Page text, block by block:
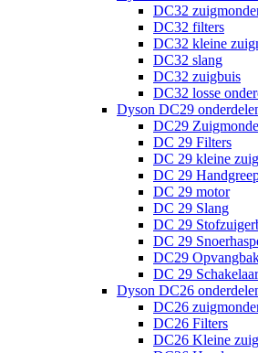
DC32
DC32 filters
DC32 kleine
DC32 slang
DC32 zuigbuis
DC32 losse
Dyson DC29
DC29
DC 29 Filters
DC 29 kleine
DC 29
DC 29 motor
DC 29 Slang
DC 29
DC 29
DC29
DC 29 Schakelaar
Dyson DC26
DC26
DC26 Filters
DC26 Kleine